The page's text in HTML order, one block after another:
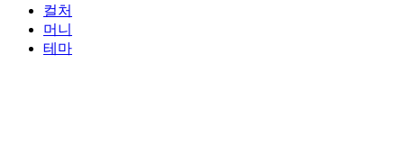
컬처
머니
테마